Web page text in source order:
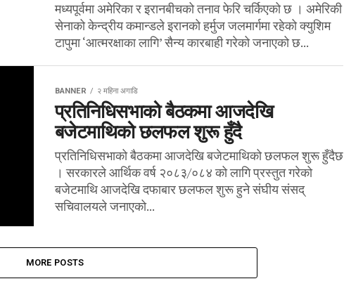
मध्यपूर्वमा अमेरिका र इरानबीचको तनाव फेरि चर्किएको छ । अमेरिकी
सेनाको केन्द्रीय कमान्डले इरानको हर्मुज जलमार्गमा रहेको क्युशिम
टापुमा ‘आत्मरक्षाका लागि’ सैन्य कारबाही गरेको जनाएको छ...
BANNER २ महिना अगाडि
प्रतिनिधिसभाको बैठकमा आजदेखि
बजेटमाथिको छलफल शुरू हुँदै
प्रतिनिधिसभाको बैठकमा आजदेखि बजेटमाथिको छलफल शुरू हुँदैछ
। सरकारले आर्थिक वर्ष २०८३/०८४ को लागि प्रस्तुत गरेको
बजेटमाथि आजदेखि दफाबार छलफल शुरू हुने संघीय संसद्
सचिवालयले जनाएको...
MORE POSTS